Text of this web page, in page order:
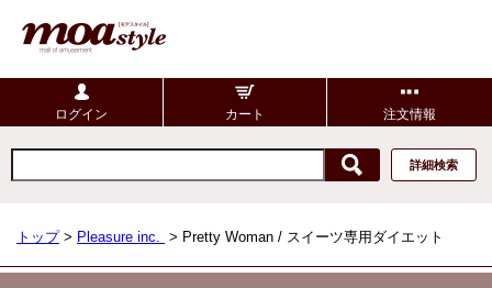
ログイン カート 注文情報
詳細検索
トップ> Pleasure inc. > Pretty Woman / スイーツ専用ダイエット